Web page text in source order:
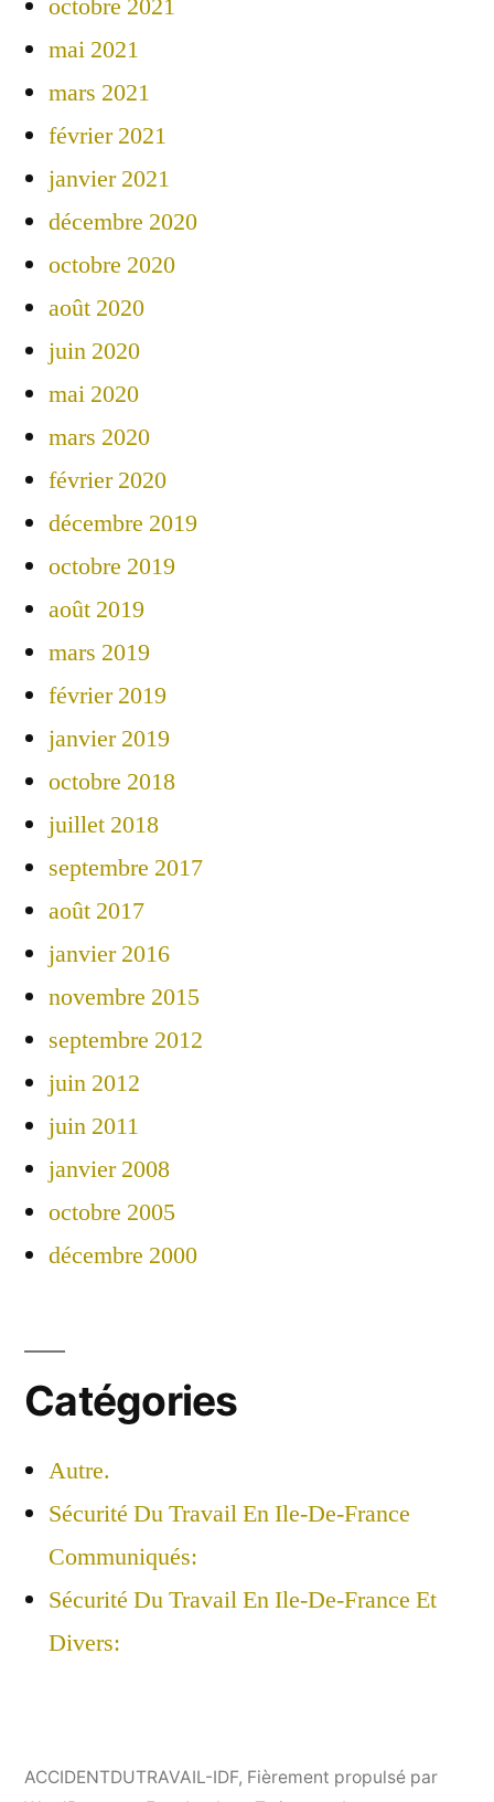
octobre 2021
mai 2021
mars 2021
février 2021
janvier 2021
décembre 2020
octobre 2020
août 2020
juin 2020
mai 2020
mars 2020
février 2020
décembre 2019
octobre 2019
août 2019
mars 2019
février 2019
janvier 2019
octobre 2018
juillet 2018
septembre 2017
août 2017
janvier 2016
novembre 2015
septembre 2012
juin 2012
juin 2011
janvier 2008
octobre 2005
décembre 2000
Catégories
Autre.
Sécurité Du Travail En Ile-De-France
Communiqués:
Sécurité Du Travail En Ile-De-France Et
Divers:
ACCIDENTDUTRAVAIL-IDF, Fièrement propulsé par